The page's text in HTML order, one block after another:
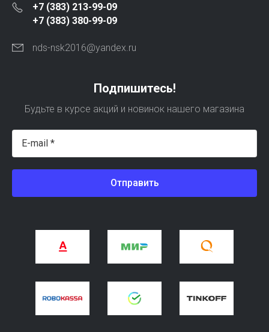
+7 (383) 213-99-09
+7 (383) 380-99-09
nds-nsk2016@yandex.ru
Подпишитесь!
Будьте в курсе акций и новинок нашего магазина
Отправить